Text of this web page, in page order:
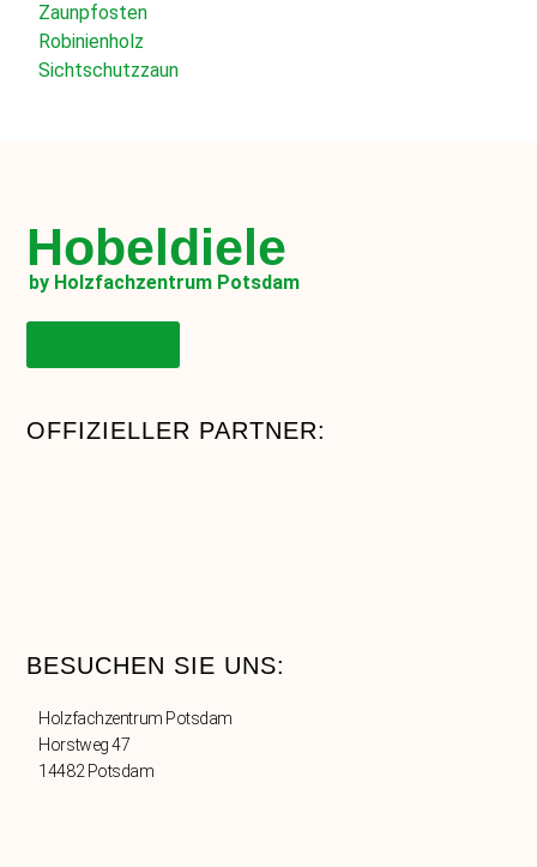
Zaunpfosten
Robinienholz
Sichtschutzzaun
Hobeldiele
by Holzfachzentrum Potsdam
OFFIZIELLER PARTNER:
BESUCHEN SIE UNS:
Holzfachzentrum Potsdam
Horstweg 47
14482 Potsdam